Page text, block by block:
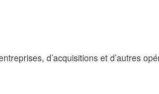
d’acquisitions et d’autres